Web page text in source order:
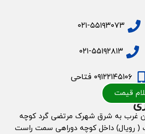
قیمت
۰۲۱-۵۵۱۹۳۰۷۳
۰۲۱-۵۵۱۹۲۸۱۳
۰۹۱۲۲۱۴۵۱۰۶ فتاحی
غرب به شرق شهرک مرتضی گرد کوچه
رویال) داخل کوچه دوراهی سمت راست